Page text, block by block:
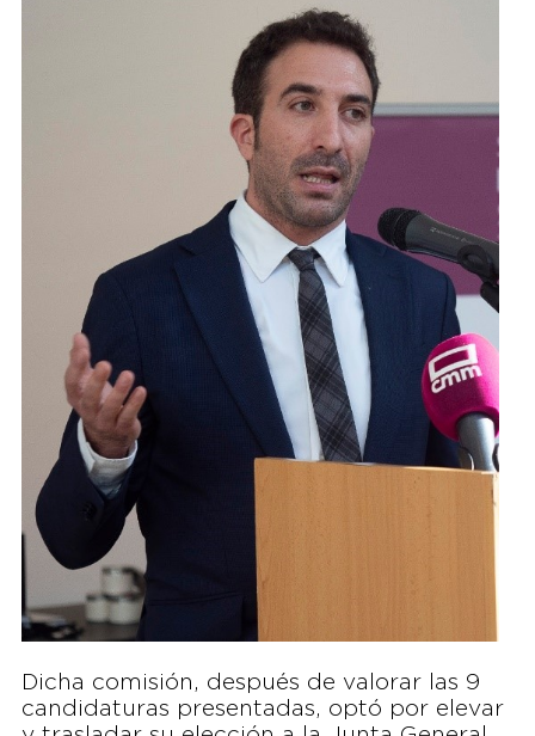
Dicha comisión, después de valorar las 9
candidaturas presentadas, optó por elevar